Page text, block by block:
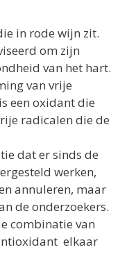
in rode wijn zit.
om zijn
van het hart.
van vrije
een oxidant die
radicalen die de
dat er sinds de
werken,
annuleren, maar
de onderzoekers.
combinatie van
elkaar